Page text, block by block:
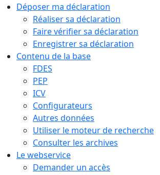
Déposer ma déclaration
Réaliser sa déclaration
Faire vérifier sa déclaration
Enregistrer sa déclaration
Contenu de la base
FDES
PEP
ICV
Configurateurs
Autres données
Utiliser le moteur de recherche
Consulter les archives
Le webservice
Demander un accès